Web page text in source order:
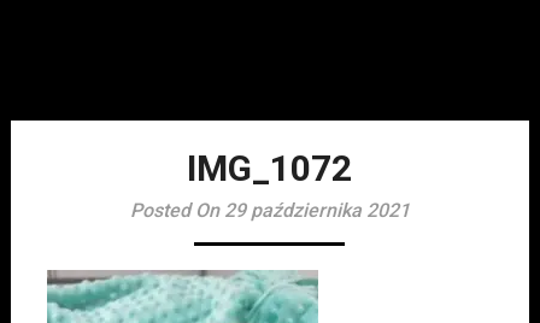
IMG_1072
Posted On 29 października 2021